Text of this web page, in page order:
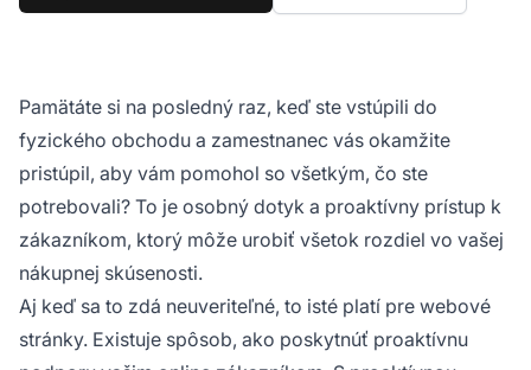
Pamätáte si na posledný raz, keď ste vstúpili do
fyzického obchodu a zamestnanec vás okamžite
pristúpil, aby vám pomohol so všetkým, čo ste
potrebovali? To je osobný dotyk a proaktívny prístup k
zákazníkom, ktorý môže urobiť všetok rozdiel vo vašej
nákupnej skúsenosti.
Aj keď sa to zdá neuveriteľné, to isté platí pre webové
stránky. Existuje spôsob, ako poskytnúť proaktívnu